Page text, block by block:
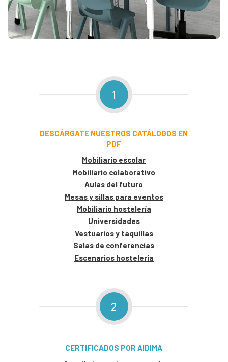
1
DESCÁRGATE NUESTROS CATÁLOGOS EN
PDF
Mobiliario escolar
Mobiliario colaborativo
Aulas del futuro
Mesas y sillas para eventos
Mobiliario hostelería
Universidades
Vestuarios y taquillas
Salas de conferencias
Escenarios hostelería
2
CERTIFICADOS POR AIDIMA